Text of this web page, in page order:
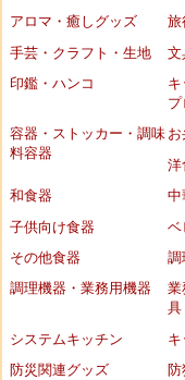
アロマ・癒しグッズ
旅
手芸・クラフト・生地
文
印鑑・ハンコ
プ
容器・ストッカー・調味
料容器
洋
和食器
中
子供向け食器
その他食器
調
調理機器・業務用機器
業
具
システムキッチン
防災関連グッズ